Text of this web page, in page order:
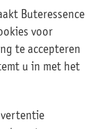
Buteressence
voor
te accepteren
u in met het